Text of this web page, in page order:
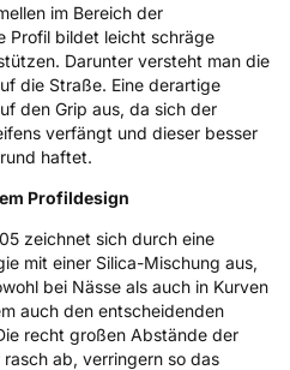
/ Alpine-SymbolJa
(GPSR)
00128 Rome Italien,
im Bereich der
Profil bildet leicht schräge
Darunter versteht man die
die Straße. Eine derartige
den Grip aus, da sich der
verfängt und dieser besser
haftet.
Profildesign
zeichnet sich durch eine
mit einer Silica-Mischung aus,
bei Nässe als auch in Kurven
auch den entscheidenden
recht großen Abstände der
ab, verringern so das